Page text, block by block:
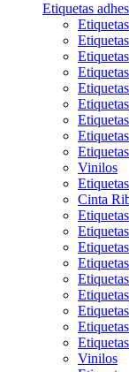
Etiquetas
Vinilos
Cinta
Vinilos